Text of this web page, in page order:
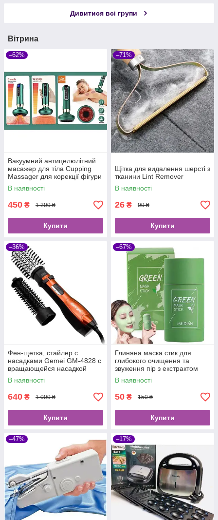
Дивитися всі групи
Вітрина
–62%
Вакуумний антицелюлітний
масажер для тіла Cupping
Massager для корекції фігури
В наявності
450 ₴ 1 200 ₴
Купити
–71%
Щітка для видалення шерсті з
тканини Lint Remover
В наявності
26 ₴ 90 ₴
Купити
–36%
Фен-щетка, стайлер c
насадками Gemei GM-4828 с
вращающейся насадкой
В наявності
640 ₴ 1 000 ₴
Купити
–67%
Глиняна маска стик для
глибокого очищення та
звуження пір з екстрактом
Зеленого Чаю Green Mask
Stick MEIDIAN
В наявності
50 ₴ 150 ₴
Купити
–47% –17%